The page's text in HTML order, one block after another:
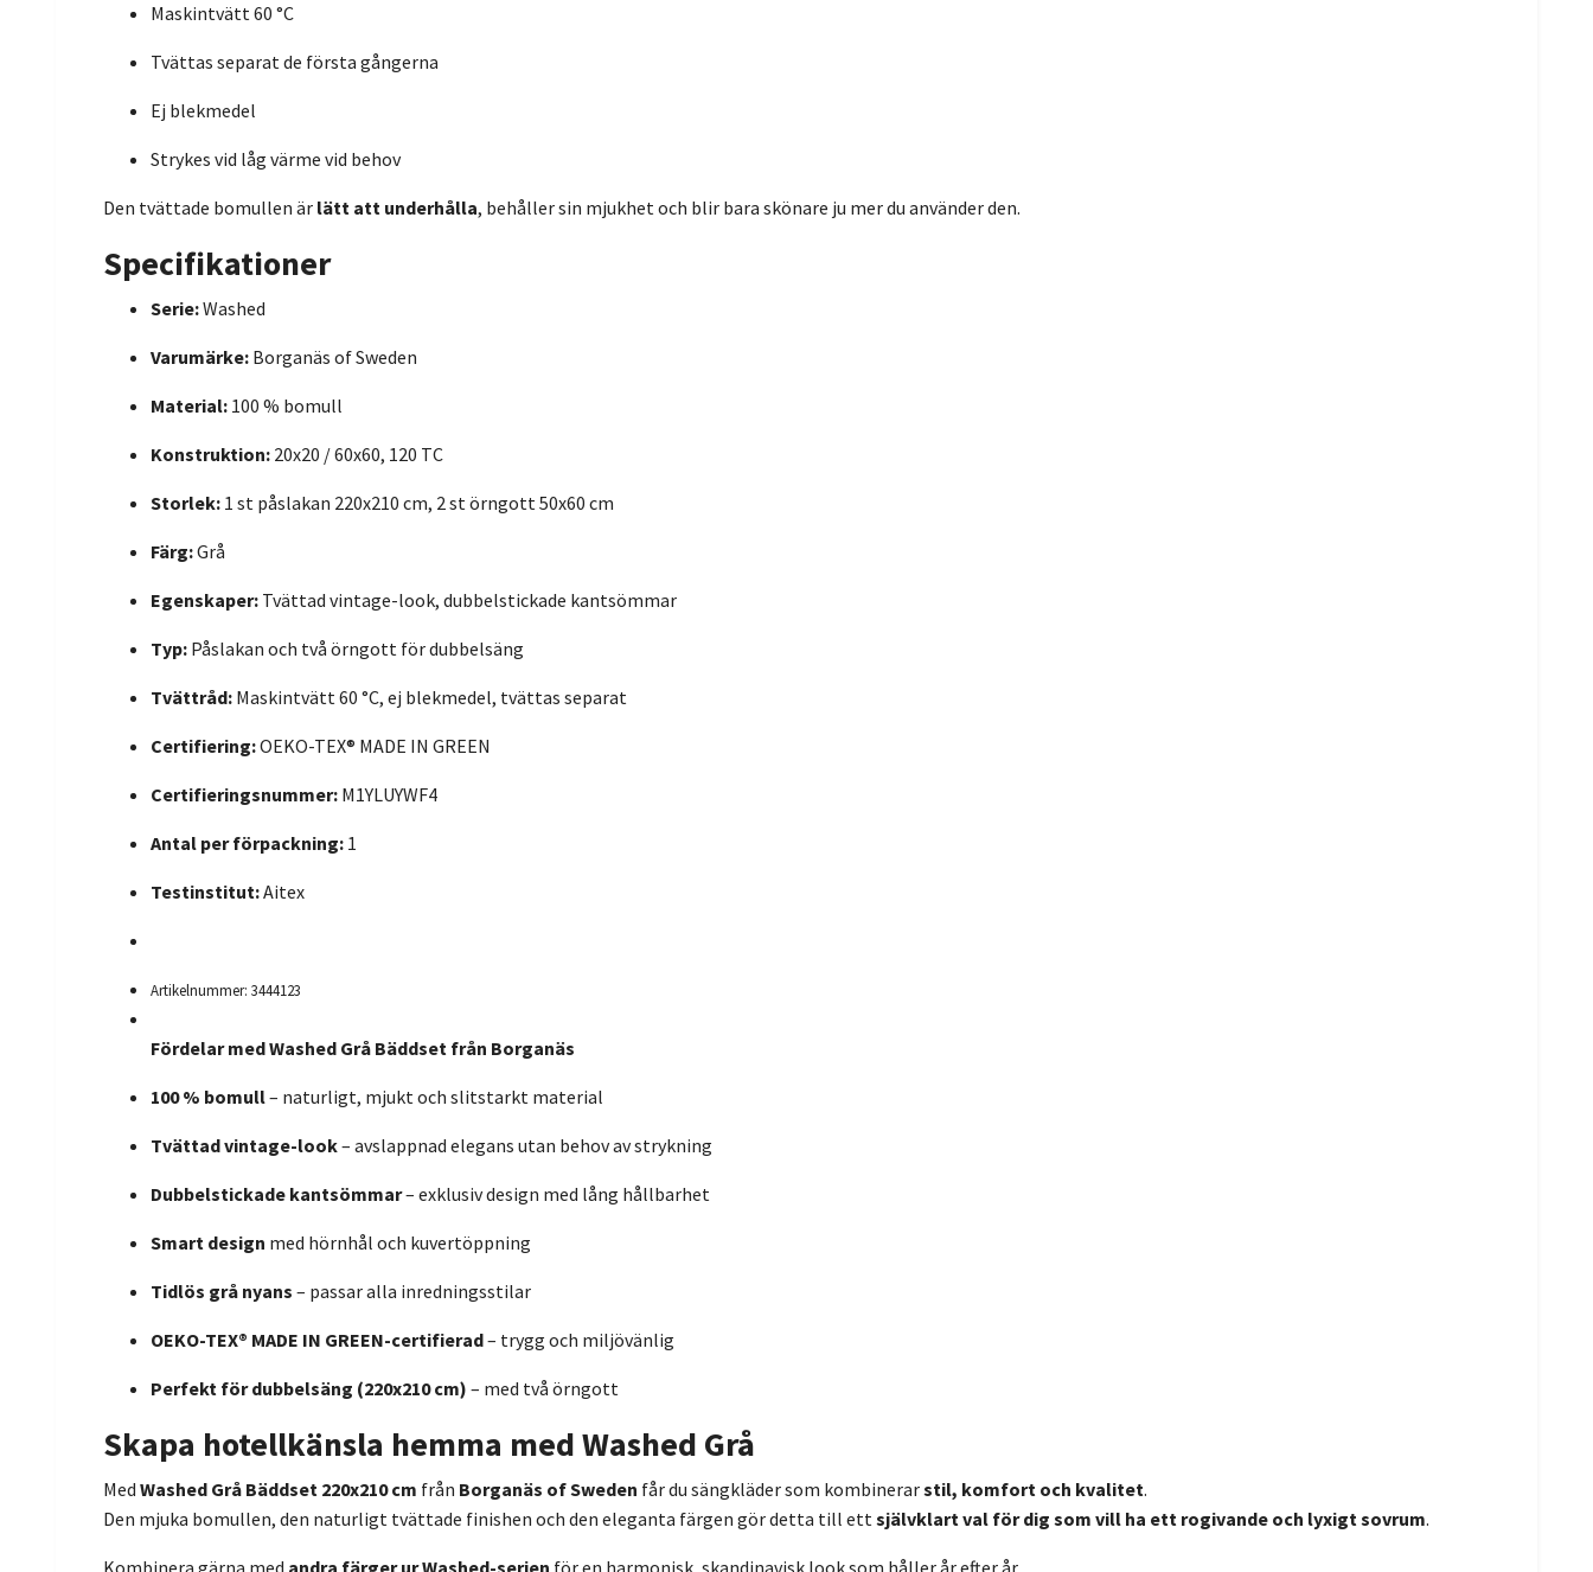
Maskintvätt 60 °C
Tvättas separat de första gångerna
Ej blekmedel
Strykes vid låg värme vid behov
Den tvättade bomullen är lätt att underhålla, behåller sin mjukhet och blir bara skönare ju mer du använder den.
Specifikationer
Serie:Washed
Varumärke: Borganäs of Sweden
Material: 100 % bomull
Konstruktion: 20x20 / 60x60, 120 TC
Storlek: 1 st påslakan 220x210 cm, 2 st örngott 50x60 cm
Färg:Grå
Egenskaper: Tvättad vintage-look, dubbelstickade kantsömmar
Typ: Påslakan och två örngott för dubbelsäng
Tvättråd: Maskintvätt 60 °C, ej blekmedel, tvättas separat
Certifiering:OEKO-TEX® MADE IN GREEN
Certifieringsnummer: M1YLUYWF4
Antal per förpackning: 1
Testinstitut:Aitex
Artikelnummer: 3444123
Fördelar med Washed Grå Bäddset från Borganäs
100 % bomull– naturligt, mjukt och slitstarkt material
Tvättad vintage-look– avslappnad elegans utan behov av strykning
Dubbelstickade kantsömmar– exklusiv design med lång hållbarhet
Smart design med hörnhål och kuvertöppning
Tidlös grå nyans – passar alla inredningsstilar
OEKO-TEX® MADE IN GREEN-certifierad– trygg och miljövänlig
Perfekt för dubbelsäng (220x210 cm) – med två örngott
Skapa hotellkänsla hemma med Washed Grå
Med Washed Grå Bäddset 220x210 cm från Borganäs of Sweden får du sängkläder som kombinerarstil, komfort och kvalitet.
Den mjuka bomullen, den naturligt tvättade finishen och den eleganta färgen gör detta till ettsjälvklart val för dig som vill ha ett rogivande och lyxigt sovrum.